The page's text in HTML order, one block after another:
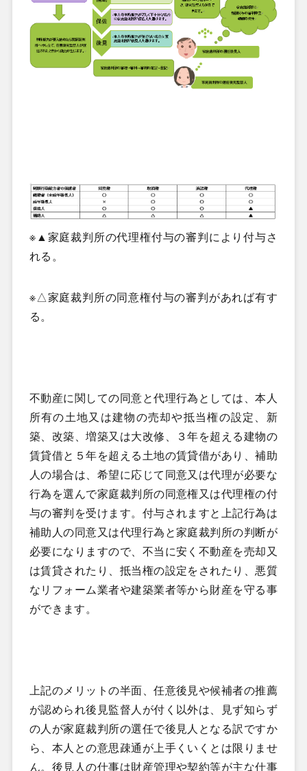
※▲家庭裁判所の代理権付与の審判により付与さ
れる。
※△家庭裁判所の同意権付与の審判があれば有す
る。
不動産に関しての同意と代理行為としては、本人
所有の土地又は建物の売却や抵当権の設定、新
築、改築、増築又は大改修、３年を超える建物の
賃貸借と５年を超える土地の賃貸借があり、補助
人の場合は、希望に応じて同意又は代理が必要な
行為を選んで家庭裁判所の同意権又は代理権の付
与の審判を受けます。付与されますと上記行為は
補助人の同意又は代理行為と家庭裁判所の判断が
必要になりますので、不当に安く不動産を売却又
は賃貸されたり、抵当権の設定をされたり、悪質
なリフォーム業者や建築業者等から財産を守る事
ができます。
上記のメリットの半面、任意後見や候補者の推薦
が認められ後見監督人が付く以外は、見ず知らず
の人が家庭裁判所の選任で後見人となる訳ですか
ら、本人との意思疎通が上手くいくとは限りませ
ん。後見人の仕事は財産管理や契約等が主な仕事